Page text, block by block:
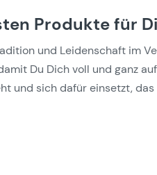
Produkte für
und Leidenschaft im
Du Dich voll und ganz
und sich dafür einsetzt,